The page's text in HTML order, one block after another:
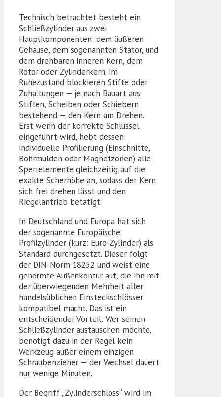
Technisch betrachtet besteht ein
Schließzylinder aus zwei
Hauptkomponenten: dem äußeren
Gehäuse, dem sogenannten Stator, und
dem drehbaren inneren Kern, dem
Rotor oder Zylinderkern. Im
Ruhezustand blockieren Stifte oder
Zuhaltungen — je nach Bauart aus
Stiften, Scheiben oder Schiebern
bestehend — den Kern am Drehen.
Erst wenn der korrekte Schlüssel
eingeführt wird, hebt dessen
individuelle Profilierung (Einschnitte,
Bohrmulden oder Magnetzonen) alle
Sperrelemente gleichzeitig auf die
exakte Scherhöhe an, sodass der Kern
sich frei drehen lässt und den
Riegelantrieb betätigt.
In Deutschland und Europa hat sich
der sogenannte Europäische
Profilzylinder (kurz: Euro-Zylinder) als
Standard durchgesetzt. Dieser folgt
der DIN-Norm 18252 und weist eine
genormte Außenkontur auf, die ihn mit
der überwiegenden Mehrheit aller
handelsüblichen Einsteckschlösser
kompatibel macht. Das ist ein
entscheidender Vorteil: Wer seinen
Schließzylinder austauschen möchte,
benötigt dazu in der Regel kein
Werkzeug außer einem einzigen
Schraubenzieher — der Wechsel dauert
nur wenige Minuten.
Der Begriff „Zylinderschloss“ wird im